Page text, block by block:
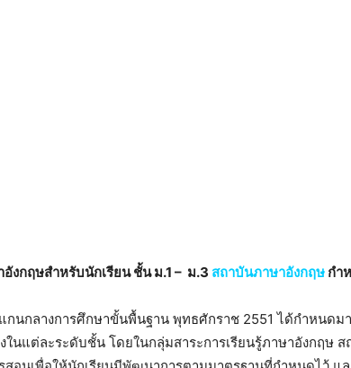
งกฤษสำหรับนักเรียน ชั้น ม.1 – ม.3 สถาบันภาษาอังกฤษ กำ
นกลางการศึกษาขั้นพื้นฐาน พุทธศักราช 2551 ได้กําหนดม
ในแต่ละระดับชั้น โดยในกลุ่มสาระการเรียนรู้ภาษาอังกฤษ